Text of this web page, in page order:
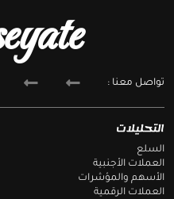
التحليلات
السلع
العملات الأجنبية
الأسهم والمؤشرات
العملات الرقمية
تواصل معنا :